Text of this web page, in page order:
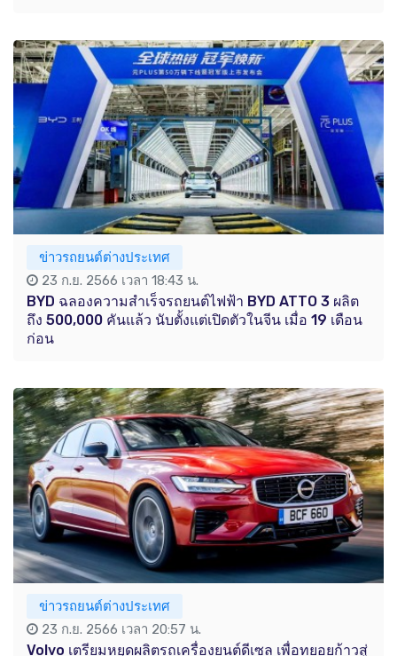
ข่าวรถยนต์ต่างประเทศ
23 ก.ย. 2566 เวลา 18:43 น.
BYD ฉลองความสำเร็จรถยนต์ไฟฟ้า BYD ATTO 3 ผลิต
ถึง 500,000 คันแล้ว นับตั้งแต่เปิดตัวในจีน เมื่อ 19 เดือน
ก่อน
ข่าวรถยนต์ต่างประเทศ
23 ก.ย. 2566 เวลา 20:57 น.
Volvo เตรียมหยุดผลิตรถเครื่องยนต์ดีเซล เพื่อทยอยก้าวสู่